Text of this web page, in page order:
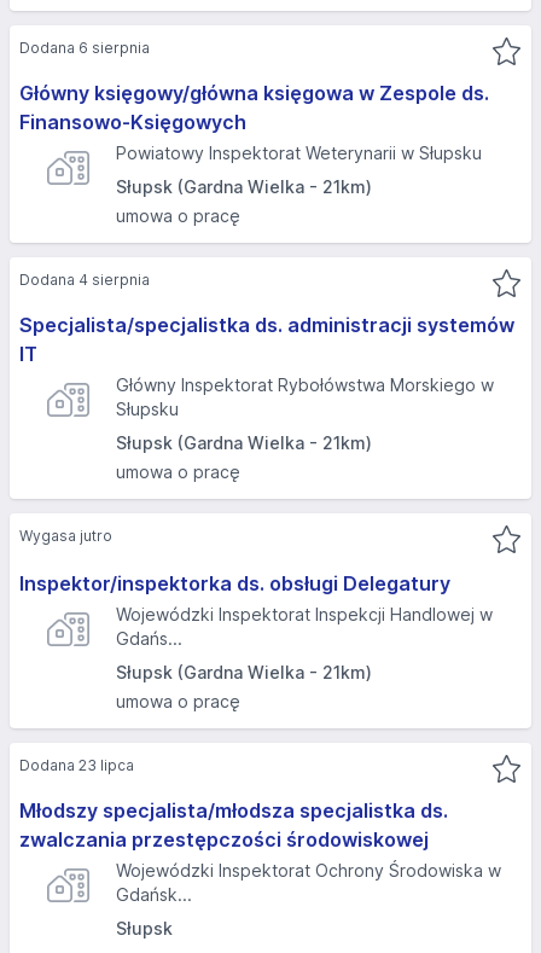
Główny księgowy/główna księgowa w Zespole ds.
Finansowo-Księgowych
Powiatowy Inspektorat Weterynarii w Słupsku
Słupsk (Gardna Wielka - 21km)
umowa o pracę
Dodana 6 sierpnia
Specjalista/specjalistka ds. administracji systemów
IT
Główny Inspektorat Rybołówstwa Morskiego w
Słupsku
Słupsk (Gardna Wielka - 21km)
umowa o pracę
Dodana 4 sierpnia
Inspektor/inspektorka ds. obsługi Delegatury
Wojewódzki Inspektorat Inspekcji Handlowej w
Gdańs...
Słupsk (Gardna Wielka - 21km)
umowa o pracę
Wygasa jutro
Młodszy specjalista/młodsza specjalistka ds.
zwalczania przestępczości środowiskowej
Wojewódzki Inspektorat Ochrony Środowiska w
Gdańsk...
Słupsk
Dodana 23 lipca